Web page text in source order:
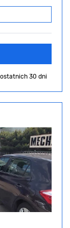
30 dni